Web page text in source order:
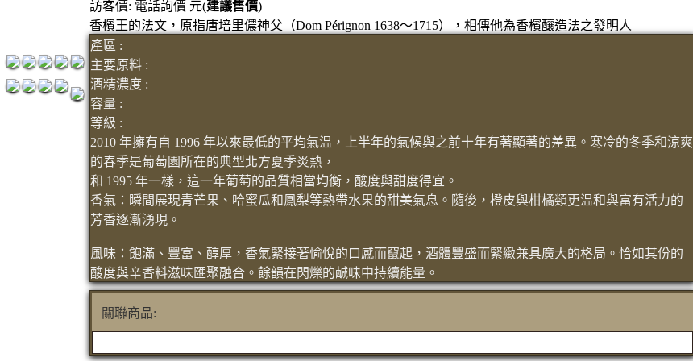
訪客價: 電話詢價 元(建議售價)
香檳王的法文，原指唐培里儂神父（Dom Pérignon 1638～1715），相傳他為香檳釀造法之發明人
產區 :
主要原料 :
酒精濃度 :
容量 :
等級 :
2010 年擁有自 1996 年以來最低的平均氣温，上半年的氣候與之前十年有著顯著的差異。寒冷的冬季和涼爽
的春季是葡萄園所在的典型北方夏季炎熱，
和 1995 年一樣，這一年葡萄的品質相當均衡，酸度與甜度得宜。
香氣：瞬間展現青芒果、哈蜜瓜和鳳梨等熱帶水果的甜美氣息。隨後，橙皮與柑橘類更温和與富有活力的
芳香逐漸湧現。
風味：飽滿、豐富、醇厚，香氣緊接著愉悅的口感而竄起，酒體豐盛而緊緻兼具廣大的格局。恰如其份的
酸度與辛香料滋味匯聚融合。餘韻在閃爍的鹹味中持續能量。
關聯商品: